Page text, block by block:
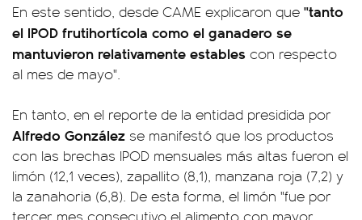
En este sentido, desde CAME explicaron que "tanto
el IPOD frutihortícola como el ganadero se
mantuvieron relativamente estables con respecto
al mes de mayo".
En tanto, en el reporte de la entidad presidida por
Alfredo González se manifestó que los productos
con las brechas IPOD mensuales más altas fueron el
limón (12,1 veces), zapallito (8,1), manzana roja (7,2) y
la zanahoria (6,8). De esta forma, el limón "fue por
tercer mes consecutivo el alimento con mayor